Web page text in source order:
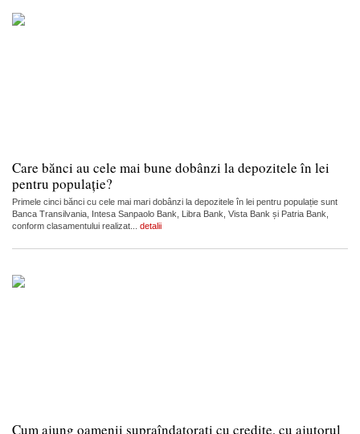
Care bănci au cele mai bune dobânzi la depozitele în lei
pentru populație?
Primele cinci bănci cu cele mai mari dobânzi la depozitele în lei pentru populație sunt
Banca Transilvania, Intesa Sanpaolo Bank, Libra Bank, Vista Bank și Patria Bank,
conform clasamentului realizat... detalii
Cum ajung oamenii supraîndatorați cu credite, cu ajutorul